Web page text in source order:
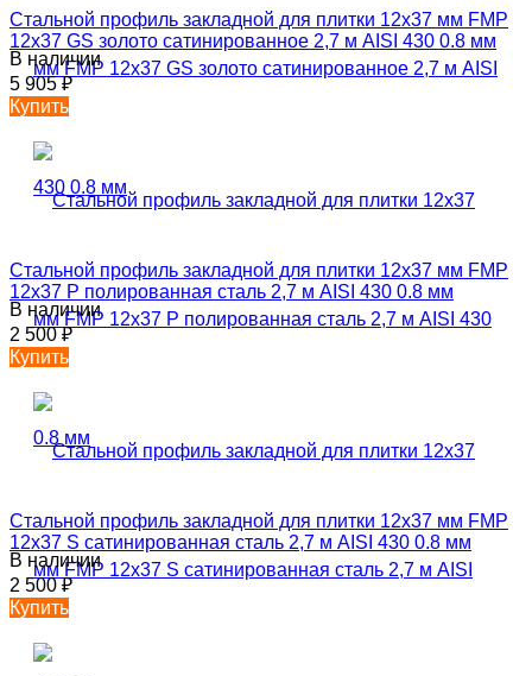
Стальной профиль закладной для плитки 12х37 мм FMP
12х37 GS золото сатинированное 2,7 м AISI 430 0.8 мм
В наличии
5 905₽
Купить
Стальной профиль закладной для плитки 12х37 мм FMP
12х37 P полированная сталь 2,7 м AISI 430 0.8 мм
В наличии
2 500₽
Купить
Стальной профиль закладной для плитки 12х37 мм FMP
12х37 S сатинированная сталь 2,7 м AISI 430 0.8 мм
В наличии
2 500₽
Купить